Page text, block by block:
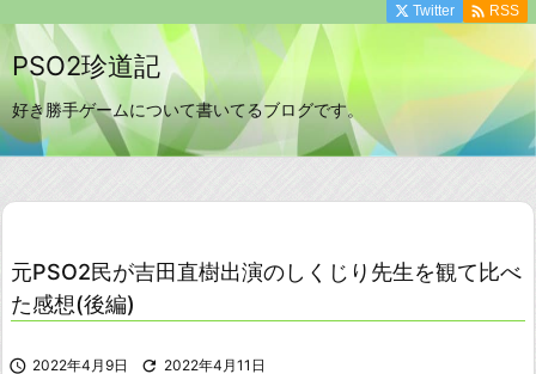
PSO2珍道記
好き勝手ゲームについて書いてるブログです。
Twitter  RSS
元PSO2民が吉田直樹出演のしくじり先生を観て比べ
た感想(後編)
 2022年4月9日  2022年4月11日